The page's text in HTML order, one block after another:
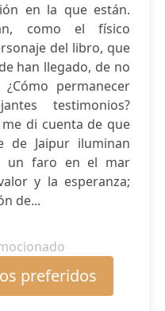
en la que están.
como el físico
del libro, que
han llegado, de no
permanecer
testimonios?
di cuenta de que
de Jaipur iluminan
un faro en el mar
y la esperanza;
de...
preferidos